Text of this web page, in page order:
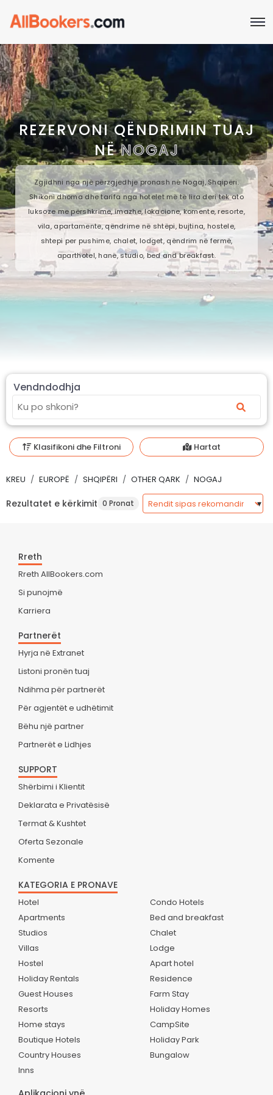
REZERVONI QËNDRIMIN TUAJ
NËNOGAJ
Zgjidhni nga një përzgjedhje pronash në Nogaj, Shqipëri.
Shikoni dhoma dhe tarifa nga hotelet më të lira deri tek ato
luksoze me përshkrime, imazhe, lokacione, komente, resorte,
vila, apartamente, qëndrime në shtëpi, bujtina, hostele,
shtepi per pushime, chalet, lodget, qëndrim në fermë,
aparthotel, hanë, studio, bed and breakfast.
Vendndodhja
Klasifikoni dhe Filtroni Hartat
KREU EUROPË SHQIPËRI OTHER QARK NOGAJ
Rezultatet e kërkimit 0 Pronat
Rreth
Rreth AllBookers.com
Si punojmë
Karriera
Partnerët
Hyrja në Extranet
Listoni pronën tuaj
Ndihma për partnerët
Për agjentët e udhëtimit
Bëhu një partner
Partnerët e Lidhjes
SUPPORT
Shërbimi i Klientit
Deklarata e Privatësisë
Termat & Kushtet
Oferta Sezonale
Komente
KATEGORIA E PRONAVE
Hotel
Apartments
Studios
Villas
Hostel
Holiday Rentals
Guest Houses
Resorts
Home stays
Boutique Hotels
Country Houses
Inns
Condo Hotels
Bed and breakfast
Chalet
Lodge
Apart hotel
Residence
Farm Stay
Holiday Homes
CampSite
Holiday Park
Bungalow